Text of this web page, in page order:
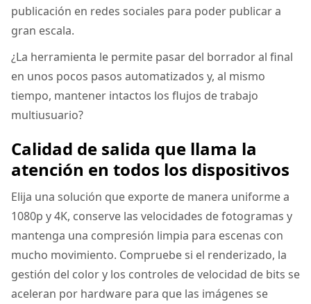
publicación en redes sociales para poder publicar a
gran escala.
¿La herramienta le permite pasar del borrador al final
en unos pocos pasos automatizados y, al mismo
tiempo, mantener intactos los flujos de trabajo
multiusuario?
Calidad de salida que llama la
atención en todos los dispositivos
Elija una solución que exporte de manera uniforme a
1080p y 4K, conserve las velocidades de fotogramas y
mantenga una compresión limpia para escenas con
mucho movimiento. Compruebe si el renderizado, la
gestión del color y los controles de velocidad de bits se
aceleran por hardware para que las imágenes se